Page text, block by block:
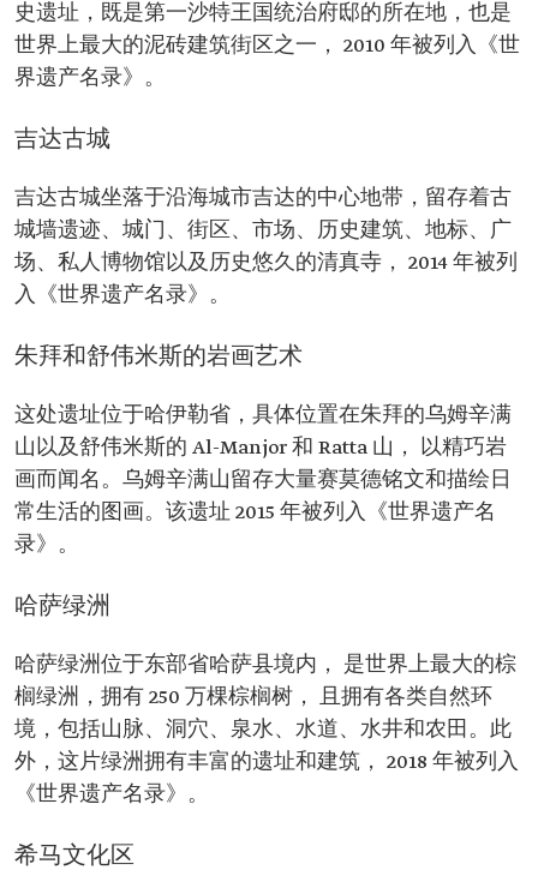
史遗址，既是第一沙特王国统治府邸的所在地，也是
世界上最大的泥砖建筑街区之一， 2010 年被列入《世
界遗产名录》。
吉达古城
吉达古城坐落于沿海城市吉达的中心地带，留存着古
城墙遗迹、城门、街区、市场、历史建筑、地标、广
场、私人博物馆以及历史悠久的清真寺， 2014 年被列
入《世界遗产名录》。
朱拜和舒伟米斯的岩画艺术
这处遗址位于哈伊勒省，具体位置在朱拜的乌姆辛满
山以及舒伟米斯的 Al-Manjor 和 Ratta 山， 以精巧岩
画而闻名。乌姆辛满山留存大量赛莫德铭文和描绘日
常生活的图画。该遗址 2015 年被列入《世界遗产名
录》。
哈萨绿洲
哈萨绿洲位于东部省哈萨县境内， 是世界上最大的棕
榈绿洲，拥有 250 万棵棕榈树， 且拥有各类自然环
境，包括山脉、洞穴、泉水、水道、水井和农田。此
外，这片绿洲拥有丰富的遗址和建筑， 2018 年被列入
《世界遗产名录》。
希马文化区